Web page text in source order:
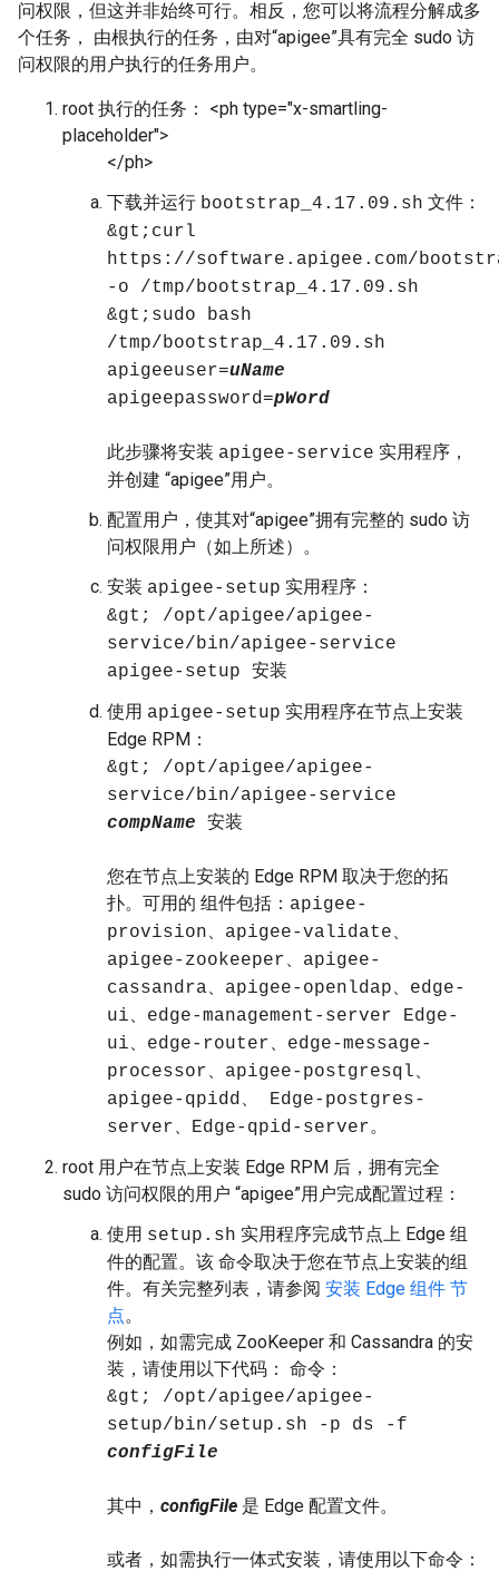
问权限，但这并非始终可行。相反，您可以将流程分解成多
个任务， 由根执行的任务，由对“apigee”具有完全 sudo 访
问权限的用户执行的任务用户。
root 执行的任务： <ph type="x-smartling-
placeholder">
</ph>
下载并运行 bootstrap_4.17.09.sh 文件：
&gt;curl
https://software.apigee.com/
-o /tmp/bootstrap_4.17.09.sh
&gt;sudo bash
/tmp/bootstrap_4.17.09.sh
apigeeuser=uName
apigeepassword=pWord
此步骤将安装 apigee-service 实用程序，
并创建 “apigee”用户。
配置用户，使其对“apigee”拥有完整的 sudo 访
问权限用户（如上所述）。
安装 apigee-setup 实用程序：
&gt; /opt/apigee/apigee-
service/bin/apigee-service
apigee-setup 安装
使用 apigee-setup 实用程序在节点上安装
Edge RPM：
&gt; /opt/apigee/apigee-
service/bin/apigee-service
compName 安装
您在节点上安装的 Edge RPM 取决于您的拓
扑。可用的 组件包括： apigee-
provision、apigee-validate、
apigee-zookeeper、apigee-
cassandra、apigee-openldap、edge-
ui、edge-management-server Edge-
ui、edge-router、edge-message-
processor、apigee-postgresql、
apigee-qpidd、 Edge-postgres-
server、Edge-qpid-server。
root 用户在节点上安装 Edge RPM 后，拥有完全
sudo 访问权限的用户 “apigee”用户完成配置过程：
使用 setup.sh 实用程序完成节点上 Edge 组
件的配置。该 命令取决于您在节点上安装的组
件。有关完整列表，请参阅 安装 Edge 组件 节
点。
例如，如需完成 ZooKeeper 和 Cassandra 的安
装，请使用以下代码： 命令：
&gt; /opt/apigee/apigee-
setup/bin/setup.sh -p ds -f
configFile
其中， configFile 是 Edge 配置文件。
或者，如需执行一体式安装，请使用以下命令：